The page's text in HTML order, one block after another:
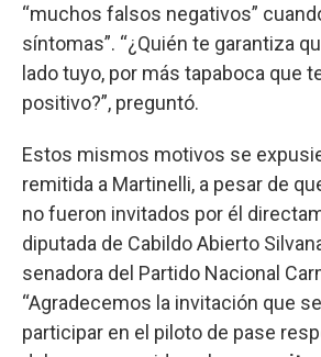
“muchos falsos negativos”
síntomas”. “¿Quién te garantiza
lado tuyo, por más tapaboca que
positivo?”, preguntó.
Estos mismos motivos se
remitida a Martinelli, a pesar de
no fueron invitados por él
diputada de Cabildo Abierto
senadora del Partido Nacional
“Agradecemos la invitación que
participar en el piloto de pase